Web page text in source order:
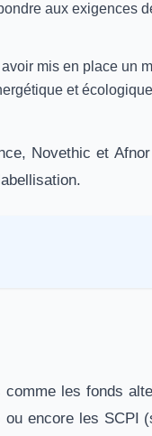
aux exigences
mis en place un
et
Novethic et
les fonds
encore les SCPI